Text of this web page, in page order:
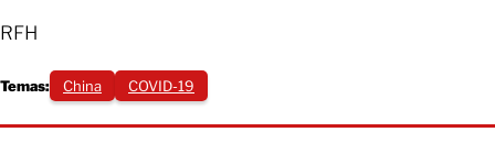
RFH
Temas: China COVID-19